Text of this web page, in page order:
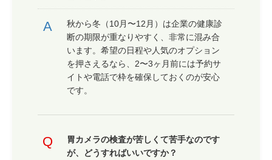
秋から冬（10月〜12月）は企業の健康診
断の期限が重なりやすく、非常に混み合
います。希望の日程や人気のオプション
を押さえるなら、2〜3ヶ月前には予約サ
イトや電話で枠を確保しておくのが安心
です。
胃カメラの検査が苦しくて苦手なのです
が、どうすればいいですか？